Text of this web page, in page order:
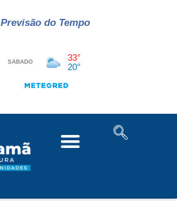
Previsão do Tempo